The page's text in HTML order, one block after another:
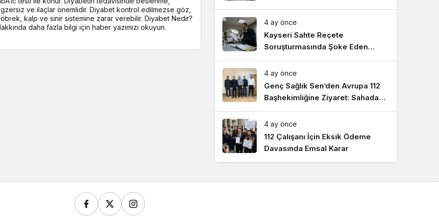
ve ilaçlar önemlidir. Diyabet kontrol edilmezse göz,
kalp ve sinir sistemine zarar verebilir. Diyabet Nedir?
daha fazla bilgi için haber yazımızı okuyun.
Detayları
4 ay önce
Kayseri Sahte Reçete
Soruşturmasında Şoke Eden
Laboratuvar Detayları
4 ay önce
Genç Sağlık Sen’den Avrupa 112
Başhekimliğine Ziyaret: Sahadaki
Talepler Masada
4 ay önce
112 Çalışanı İçin Eksik Ödeme
Davasında Emsal Karar